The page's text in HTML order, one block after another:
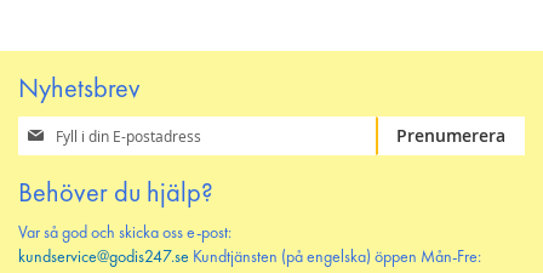
Nyhetsbrev
Prenumerera
på
nyhetsbrev
Prenumerera
Behöver du hjälp?
Var så god och skicka oss e-post:
kundservice@godis247.se Kundtjänsten (på engelska) öppen Mån-Fre: